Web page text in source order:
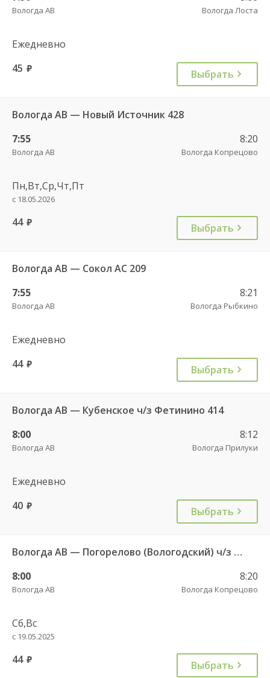
Вологда АВ Вологда Лоста
Ежедневно
45 руб. Выбрать
Вологда АВ — Новый Источник 428
7:55
Вологда АВ
8:20
Вологда Копрецово
Пн,Вт,Ср,Чт,Пт
с 18.05.2026
44 руб. Выбрать
Вологда АВ — Сокол АС 209
7:55
Вологда АВ
8:21
Вологда Рыбкино
Ежедневно
44 руб. Выбрать
Вологда АВ — Кубенское ч/з Фетинино 414
8:00
Вологда АВ
8:12
Вологда Прилуки
Ежедневно
40 руб. Выбрать
Вологда АВ — Погорелово (Вологодский) ч/з Новый Источник 422
8:00
Вологда АВ
8:20
Вологда Копрецово
Сб,Вс
с 19.05.2025
44 руб. Выбрать